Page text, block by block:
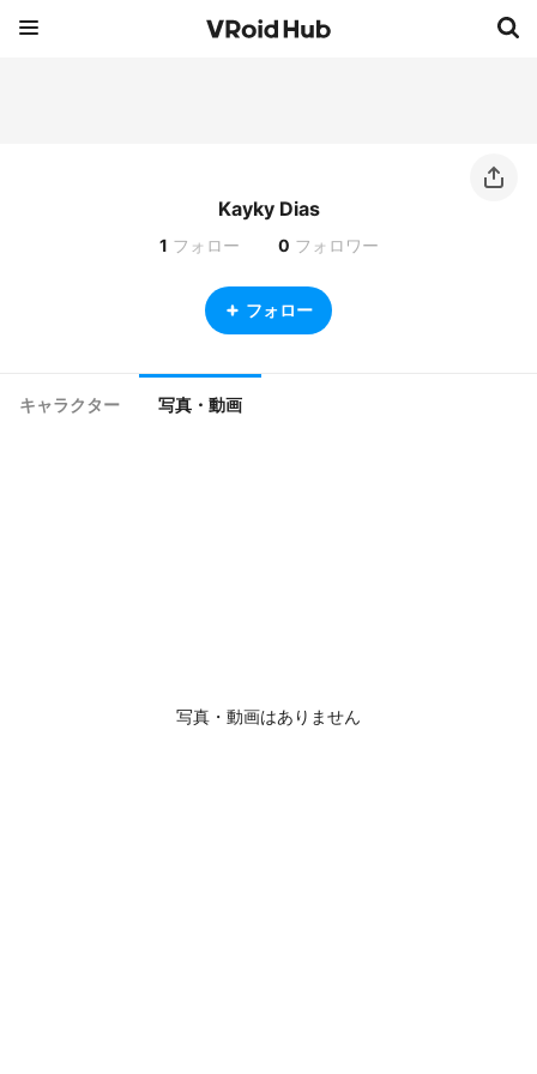
Kayky Dias
1 フォロー 0 フォロワー
フォロー
キャラクター 写真・動画
写真・動画はありません